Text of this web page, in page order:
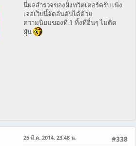
นี่ผลสำรวจของฝั่งทวิตเตอร์ครับ เพิ่ง
เจอเว็บนี้จัดอันดับได้ด้วย
ความนิยมของที่ 1 ทิ้งทีอื่นๆ ไม่ติด
ฝุ่น
#338
25 มี.ค. 2014, 23:48 น.